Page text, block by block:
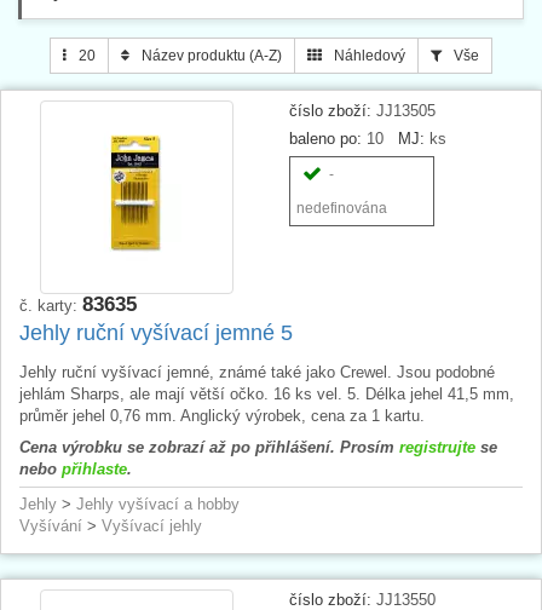
20 Název produktu (A-Z) Náhledový Vše
číslo zboží: JJ13505
baleno po: 10 MJ: ks
-
nedefinována
č. karty: 83635
Jehly ruční vyšívací jemné 5
Jehly ruční vyšívací jemné, známé také jako Crewel. Jsou podobné
jehlám Sharps, ale mají větší očko. 16 ks vel. 5. Délka jehel 41,5 mm,
průměr jehel 0,76 mm. Anglický výrobek, cena za 1 kartu.
Cena výrobku se zobrazí až po přihlášení. Prosím registrujte se
nebo přihlaste.
Jehly > Jehly vyšívací a hobby
Vyšívání > Vyšívací jehly
číslo zboží: JJ13550